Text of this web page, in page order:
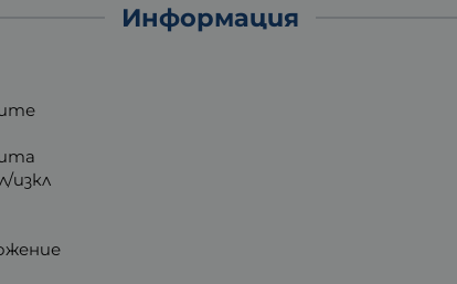
Информация
изкл